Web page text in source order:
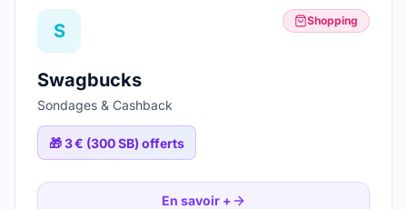
S Shopping
Swagbucks
Sondages & Cashback
🎁3 € (300 SB) offerts
En savoir +